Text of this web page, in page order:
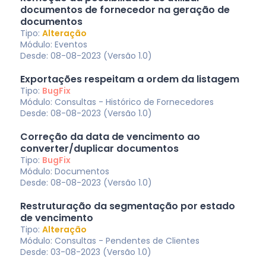
documentos de fornecedor na geração de
documentos
Tipo: Alteração
Módulo: Eventos
Desde: 08-08-2023 (Versão 1.0)
Exportações respeitam a ordem da listagem
Tipo: BugFix
Módulo: Consultas - Histórico de Fornecedores
Desde: 08-08-2023 (Versão 1.0)
Correção da data de vencimento ao
converter/duplicar documentos
Tipo: BugFix
Módulo: Documentos
Desde: 08-08-2023 (Versão 1.0)
Restruturação da segmentação por estado
de vencimento
Tipo: Alteração
Módulo: Consultas - Pendentes de Clientes
Desde: 03-08-2023 (Versão 1.0)